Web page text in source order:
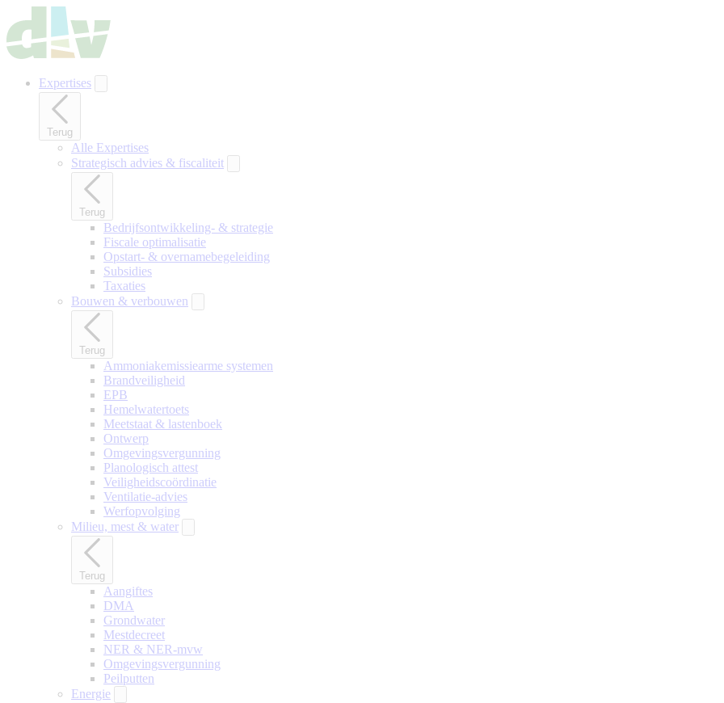
hoofdinhoud
gaan
Expertises
Terug
Alle Expertises
Strategisch advies & fiscaliteit
Terug
Bedrijfsontwikkeling- & strategie
Fiscale optimalisatie
Opstart- & overnamebegeleiding
Subsidies
Taxaties
Bouwen & verbouwen
Terug
Ammoniakemissiearme systemen
Brandveiligheid
EPB
Hemelwatertoets
Meetstaat & lastenboek
Ontwerp
Omgevingsvergunning
Planologisch attest
Veiligheidscoördinatie
Ventilatie-advies
Werfopvolging
Milieu, mest & water
Terug
Aangiftes
DMA
Grondwater
Mestdecreet
NER & NER-mvw
Omgevingsvergunning
Peilputten
Energie